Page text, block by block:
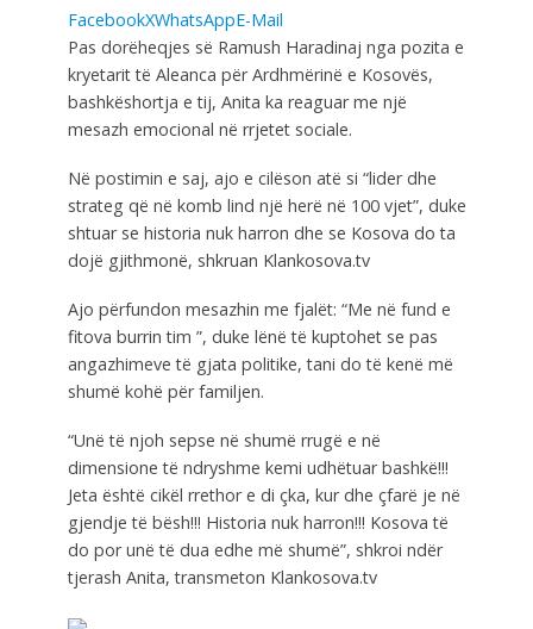
FacebookXWhatsAppE-Mail
Pas dorëheqjes së Ramush Haradinaj nga pozita e
kryetarit të Aleanca për Ardhmërinë e Kosovës,
bashkëshortja e tij, Anita ka reaguar me një
mesazh emocional në rrjetet sociale.
Në postimin e saj, ajo e cilëson atë si “lider dhe
strateg që në komb lind një herë në 100 vjet”, duke
shtuar se historia nuk harron dhe se Kosova do ta
dojë gjithmonë, shkruan Klankosova.tv
Ajo përfundon mesazhin me fjalët: “Me në fund e
fitova burrin tim ”, duke lënë të kuptohet se pas
angazhimeve të gjata politike, tani do të kenë më
shumë kohë për familjen.
“Unë të njoh sepse në shumë rrugë e në
dimensione të ndryshme kemi udhëtuar bashkë!!!
Jeta është cikël rrethor e di çka, kur dhe çfarë je në
gjendje të bësh!!! Historia nuk harron!!! Kosova të
do por unë të dua edhe më shumë”, shkroi ndër
tjerash Anita, transmeton Klankosova.tv